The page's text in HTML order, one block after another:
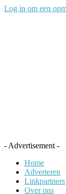
Log in om een
- Advertisement -
Home
Adverteren
Linkpartners
Over ons